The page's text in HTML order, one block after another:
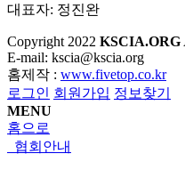
대표자: 정진완
Copyright 2022 KSCIA.ORG
E-mail: kscia@kscia.org
홈제작 : www.fivetop.co.kr
로그인 회원가입 정보찾기
MENU
홈으로
협회안내